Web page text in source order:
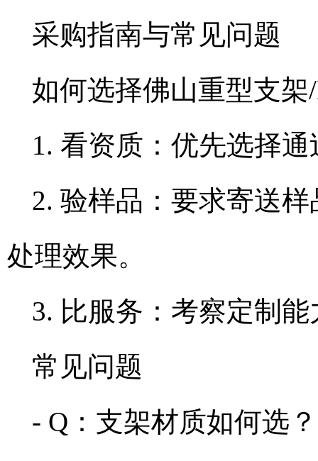
采购指南与常见问题
如何选择佛山重型支
1. 看资质：优先选择
2. 验样品：要求寄送
处理效果。
3. 比服务：考察定制
常见问题
- Q：支架材质如何选？